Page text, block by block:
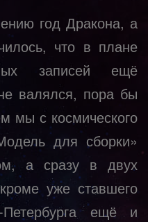
год Дракона, а
что в плане
записей ещё
валялся, пора бы
мы с космического
для сборки»
а сразу в двух
уже ставшего
ещё и